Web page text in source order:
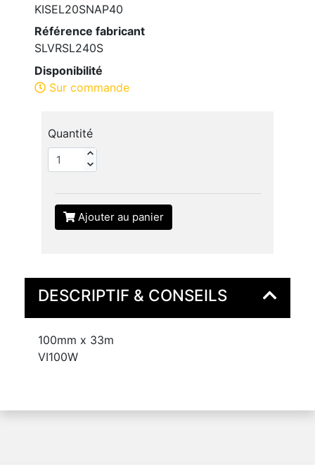
KISEL20SNAP40
Référence fabricant
SLVRSL240S
Disponibilité
Sur commande
Quantité
Ajouter au panier
DESCRIPTIF & CONSEILS
100mm x 33m
VI100W